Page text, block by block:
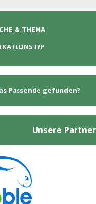
& THEMA
Passende gefunden?
Unsere Partner